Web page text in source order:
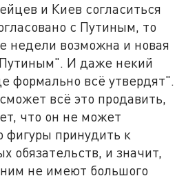
и Киев согласиться
с Путиным, то
недели возможна и новая
И даже некий
формально всё утвердят".
всё это продавить,
что он не может
фигуры принудить к
обязательств, и значит,
не имеют большого